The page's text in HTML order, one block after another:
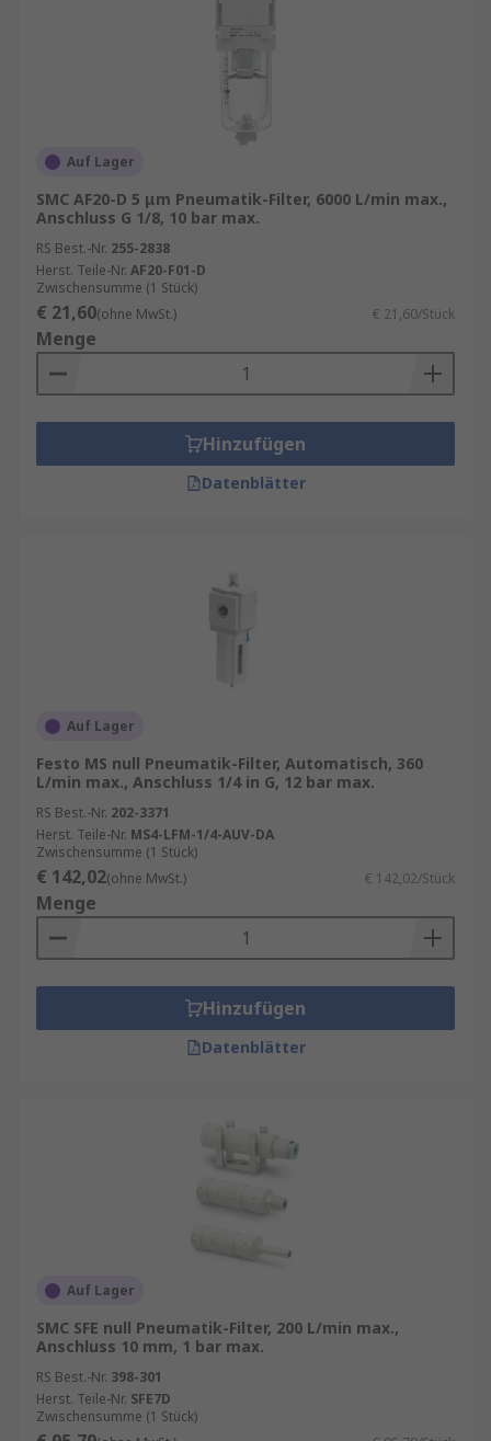
Auf Lager
SMC AF20-D 5 μm Pneumatik-Filter, 6000 L/min max.,
Anschluss G 1/8, 10 bar max.
RS Best.-Nr. 255-2838
Herst. Teile-Nr. AF20-F01-D
Zwischensumme (1 Stück)
€ 21,60(ohne MwSt.) € 21,60/Stück
Menge
Hinzufügen
Datenblätter
Auf Lager
Festo MS null Pneumatik-Filter, Automatisch, 360
L/min max., Anschluss 1/4 in G, 12 bar max.
RS Best.-Nr. 202-3371
Herst. Teile-Nr. MS4-LFM-1/4-AUV-DA
Zwischensumme (1 Stück)
€ 142,02(ohne MwSt.) € 142,02/Stück
Menge
Hinzufügen
Datenblätter
Auf Lager
SMC SFE null Pneumatik-Filter, 200 L/min max.,
Anschluss 10 mm, 1 bar max.
RS Best.-Nr. 398-301
Herst. Teile-Nr. SFE7D
Zwischensumme (1 Stück)